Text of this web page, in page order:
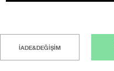
İADE&DEĞİŞİM